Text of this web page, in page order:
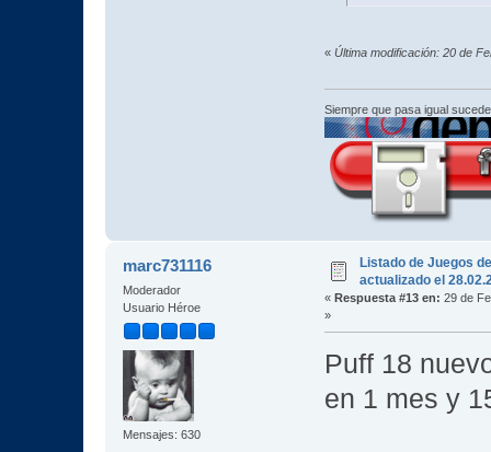
« Última modificación: 20 de
Siempre que pasa igual
marc731116
Moderador
Usuario Héroe
Mensajes: 630
Listado de Juegos
actualizado el
« Respuesta #13 en: 29 de
»
Puff 18
en 1 mes y